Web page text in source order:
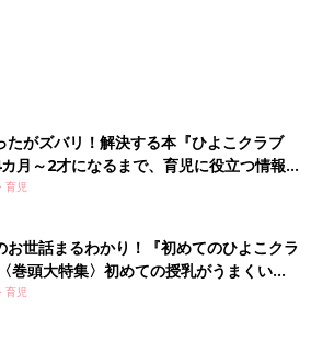
たがズバリ！解決する本『ひよこクラブ
月～2才になるまで、育児に役立つ情報が
育児
お世話まるわかり！『初めてのひよこクラ
巻頭大特集〉初めての授乳がうまくい
い・ミルクの基本と夏のトラブル 解決テ
育児